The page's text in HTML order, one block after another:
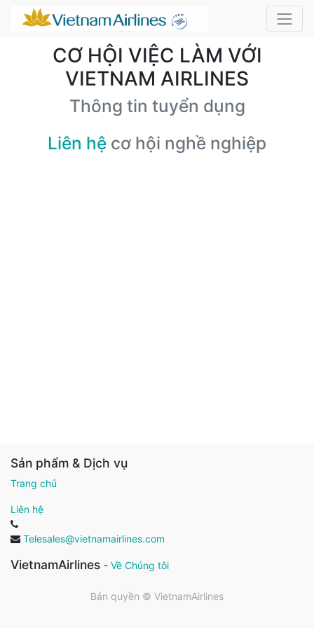
CƠ HỘI VIỆC LÀM VỚI
VIETNAM AIRLINES
Thông tin tuyển dụng
Liên hệ cơ hội nghề nghiệp
Sản phẩm & Dịch vụ
Trang chủ
Liên hệ
Telesales@vietnamairlines.com
VietnamAirlines - Về Chúng tôi
Bản quyền © VietnamAirlines